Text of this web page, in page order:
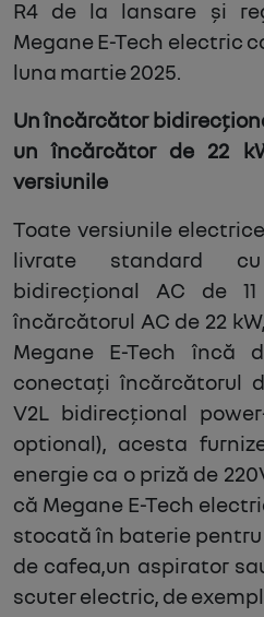
R4 de la lansare și
Megane E-Tech electric
luna martie 2025.
Un încărcător
un încărcător de 22
versiunile
Toate versiunile
livrate standard
bidirecțional AC de
încărcătorul AC de 22
Megane E-Tech încă
conectați încărcătorul
V2L bidirecțional
optional), acesta
energie ca o priză de
că Megane E-Tech
stocată în baterie
de cafea,un aspirator
scuter electric, de